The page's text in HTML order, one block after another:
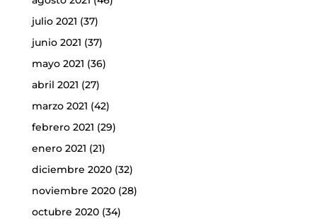
julio 2021 (37)
junio 2021 (37)
mayo 2021 (36)
abril 2021 (27)
marzo 2021 (42)
febrero 2021 (29)
enero 2021 (21)
diciembre 2020(32)
noviembre 2020(28)
octubre 2020(34)